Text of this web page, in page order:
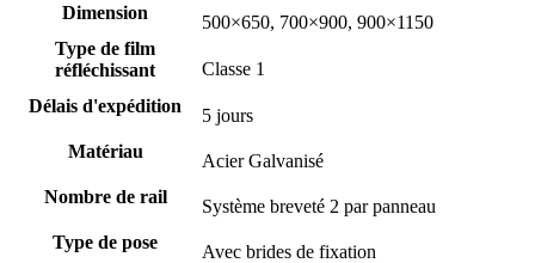
Dimension
500×650, 700×900, 900×1150
Type de film
réfléchissant
Classe 1
Délais d'expédition
5 jours
Matériau
Acier Galvanisé
Nombre de rail
Système breveté 2 par panneau
Type de pose
Avec brides de fixation